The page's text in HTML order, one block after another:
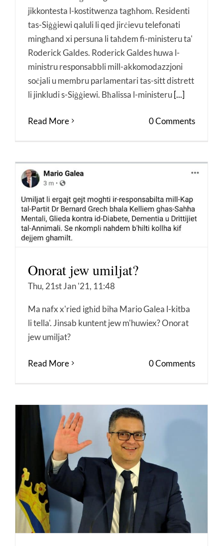
jikkontesta l-kostitwenza tagħhom. Residenti
tas-Siġġiewi qaluli li qed jirċievu telefonati
mingħand xi persuna li taħdem fi-ministeru ta'
Roderick Galdes. Roderick Galdes huwa l-
ministru responsabbli mill-akkomodazzjoni
soċjali u membru parlamentari tas-sitt distrett
li jinkludi s-Siġġiewi. Bħalissa l-ministeru[...]
Read More 0 Comments
Onorat jew umiljat?
Thu, 21st Jan '21, 11:48
Ma nafx x'ried igħid biha Mario Galea l-kitba
li tella'. Jinsab kuntent jew m'huwiex? Onorat
jew umiljat?
Read More 0 Comments